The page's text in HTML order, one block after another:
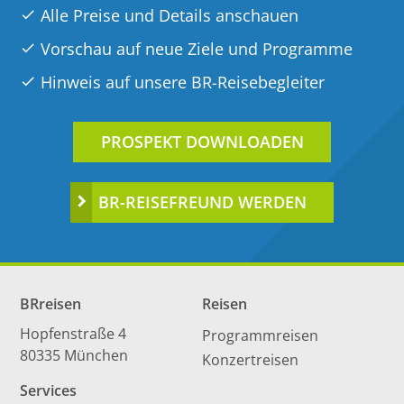
Alle Preise und Details anschauen
Vorschau auf neue Ziele und Programme
Hinweis auf unsere BR-Reisebegleiter
PROSPEKT DOWNLOADEN
BR-REISEFREUND WERDEN
BRreisen
Hopfenstraße 4
80335 München
Reisen
Programmreisen
Konzertreisen
Services